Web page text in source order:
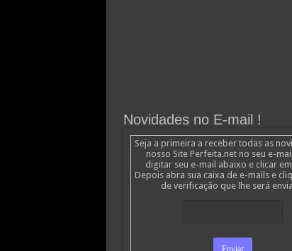
Novidades no E-mail !
Seja a primeira a receber todas as
nosso Site Perfeita.net no seu e-
digitar seu e-mail abaixo e clicar em
Depois abra sua caixa de e-mails e
de verificação que lhe será